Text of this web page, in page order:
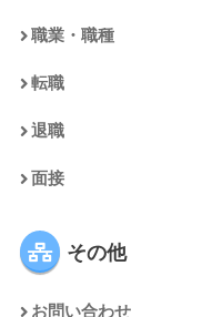
職業・職種
転職
退職
面接
その他
お問い合わせ